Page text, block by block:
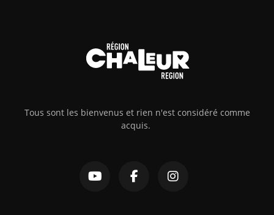
Tous sont les bienvenus et rien n'est considéré comme
acquis.